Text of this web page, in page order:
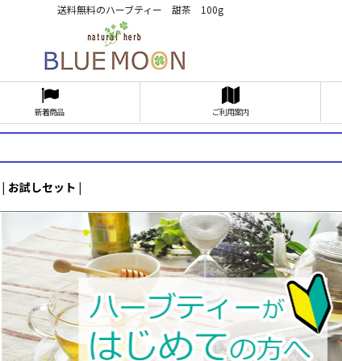
送料無料のハーブティー 甜茶 100g
新着商品 ご利用案内
| お試しセット |